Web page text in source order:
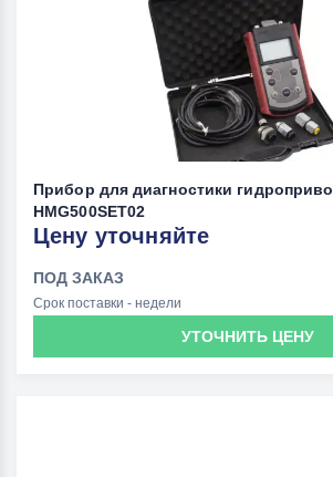
Прибор для диагностики
HMG500SET02
Цену уточняйте
ПОД ЗАКАЗ
Срок поставки - недели
УТОЧНИТЬ ЦЕНУ